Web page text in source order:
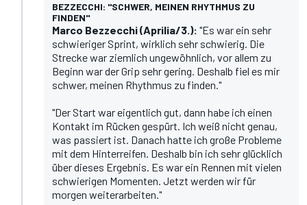
BEZZECCHI: "SCHWER, MEINEN RHYTHMUS ZU
FINDEN"
Marco Bezzecchi(Aprilia/3.): "Es war ein sehr
schwieriger Sprint, wirklich sehr schwierig. Die
Strecke war ziemlich ungewöhnlich, vor allem zu
Beginn war der Grip sehr gering. Deshalb fiel es mir
schwer, meinen Rhythmus zu finden."
"Der Start war eigentlich gut, dann habe ich einen
Kontakt im Rücken gespürt. Ich weiß nicht genau,
was passiert ist. Danach hatte ich große Probleme
mit dem Hinterreifen. Deshalb bin ich sehr glücklich
über dieses Ergebnis. Es war ein Rennen mit vielen
schwierigen Momenten. Jetzt werden wir für
morgen weiterarbeiten."